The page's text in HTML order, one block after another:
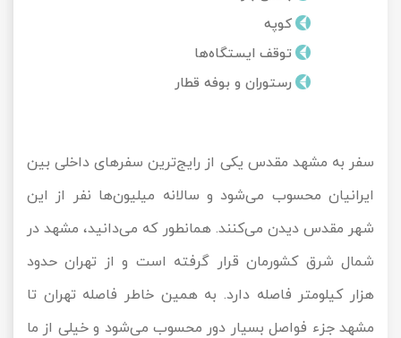
کوپه
توقف ایستگاه‌ها
رستوران و بوفه قطار
سفر به مشهد مقدس یکی از رایج‌ترین سفرهای داخلی بین
ایرانیان محسوب می‌شود و سالانه میلیون‌ها نفر از این
شهر مقدس دیدن می‌کنند. همانطور که می‌دانید، مشهد در
شمال شرق کشورمان قرار گرفته است و از تهران حدود
هزار کیلومتر فاصله دارد. به همین خاطر فاصله تهران تا
مشهد جزء فواصل بسیار دور محسوب می‌شود و خیلی از ما
تور کویر مرنجاب
تور کویر مصر
تور کویر ابوزیدآباد
تور هرمز
تور ماسوله
تور کیش از ساری
تور کیش از بندرعباس
تور سنگاپور اقساطی
تور زیارتی اقساطی